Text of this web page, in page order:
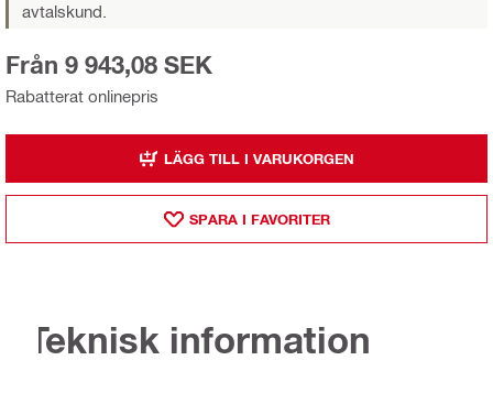
avtalskund.
Rabatterat onlinepris
Från 9 943,08 SEK
LÄGG TILL I VARUKORGEN
SPARA I FAVORITER
Teknisk information